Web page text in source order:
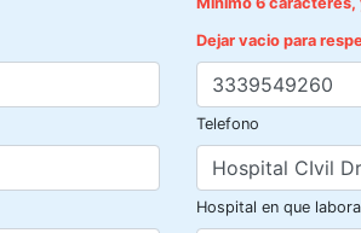
Dejar vacio para
Telefono
Hospital en que labora